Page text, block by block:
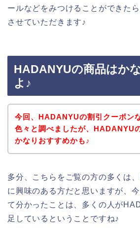
ールなどをみつけることができた
させていただきます♪
HADANYUの商品はか
よ♪
今回、HADANYUの割引クーポン
色々と調べましたが、HADANYU
かなりおすすめかも♪
多分、こちらをご覧の方の多くは
に興味のある方だと思いますが、
て分かったことは、多くの人が
足しているということですね♪